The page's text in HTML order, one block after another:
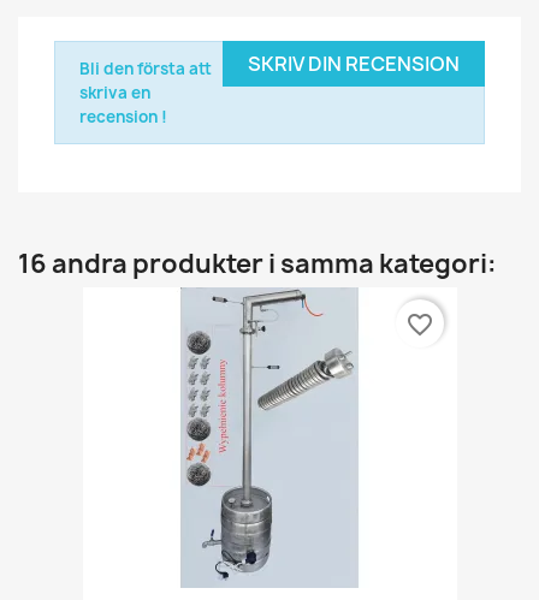
SKRIV DIN RECENSION
Bli den första att
skriva en
recension !
16 andra produkter i samma kategori:
favorite_border